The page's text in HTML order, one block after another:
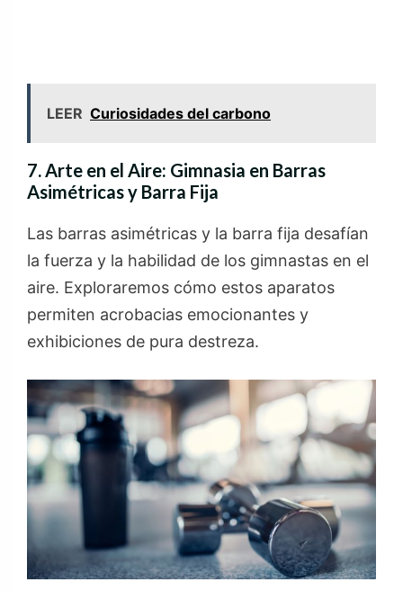
LEER Curiosidades del carbono
7. Arte en el Aire: Gimnasia en Barras
Asimétricas y Barra Fija
Las barras asimétricas y la barra fija desafían
la fuerza y la habilidad de los gimnastas en el
aire. Exploraremos cómo estos aparatos
permiten acrobacias emocionantes y
exhibiciones de pura destreza.